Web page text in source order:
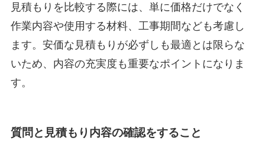
見積もりを比較する際には、単に価格だけでなく
作業内容や使用する材料、工事期間なども考慮し
ます。安価な見積もりが必ずしも最適とは限らな
いため、内容の充実度も重要なポイントになりま
す。
質問と見積もり内容の確認をすること